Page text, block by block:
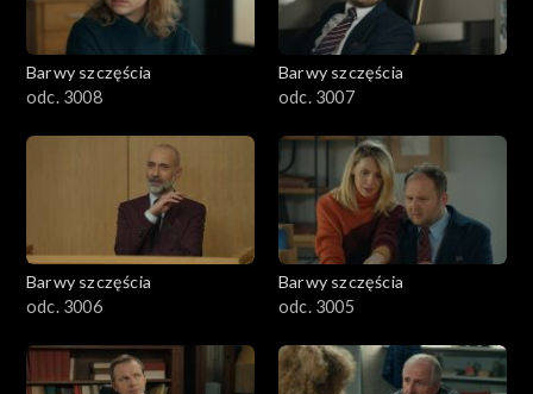
Barwy szczęścia
odc. 3008
Barwy szczęścia
odc. 3007
Barwy szczęścia
odc. 3006
Barwy szczęścia
odc. 3005